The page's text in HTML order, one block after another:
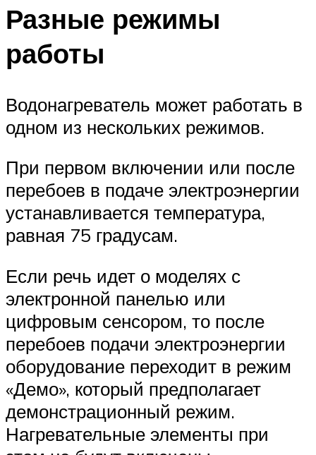
Разные режимы
работы
Водонагреватель может работать в
одном из нескольких режимов.
При первом включении или после
перебоев в подаче электроэнергии
устанавливается температура,
равная 75 градусам.
Если речь идет о моделях с
электронной панелью или
цифровым сенсором, то после
перебоев подачи электроэнергии
оборудование переходит в режим
«Демо», который предполагает
демонстрационный режим.
Нагревательные элементы при